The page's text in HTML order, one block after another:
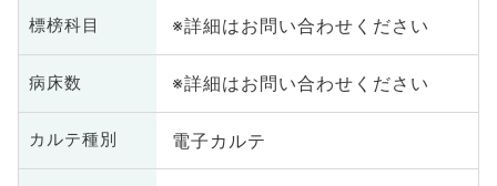
標榜科目 ※詳細はお問い合わせください
病床数 ※詳細はお問い合わせください
カルテ種別 電子カルテ